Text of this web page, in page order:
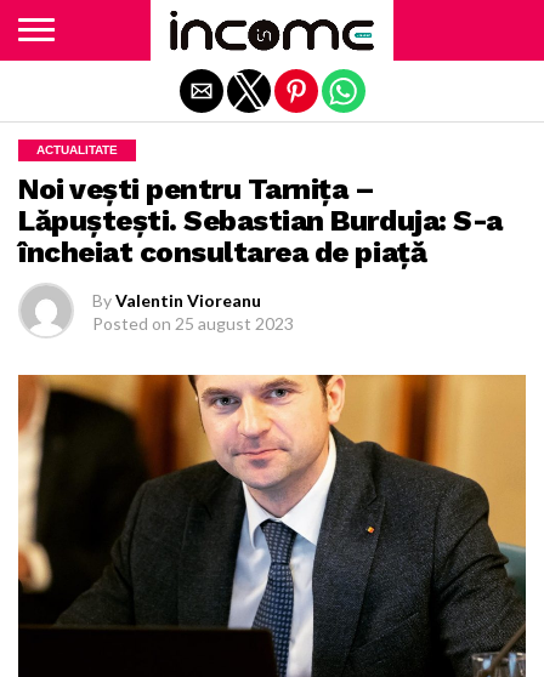
ACTUALITATE
Noi veşti pentru Tarniţa –
Lăpuşteşti. Sebastian Burduja: S-a
încheiat consultarea de piaţă
ByValentin Vioreanu
Posted on 25 august 2023
Exit mobile version